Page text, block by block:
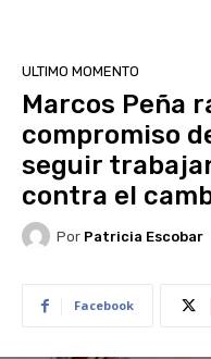
ULTIMO MOMENTO
Marcos Peña
compromiso
seguir
contra el
Por Patricia Escobar
Facebook